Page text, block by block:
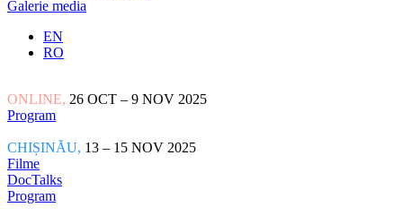
Galerie media
EN
RO
ONLINE, 26 OCT – 9 NOV 2025
Program
CHIȘINĂU, 13 – 15 NOV 2025
Filme
DocTalks
Program